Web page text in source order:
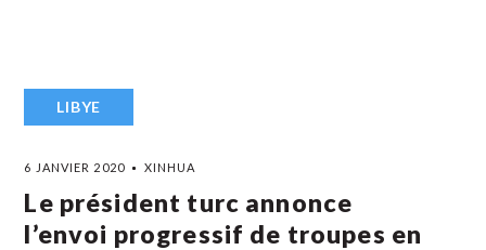
LIBYE
6 JANVIER 2020 XINHUA
Le président turc annonce
l’envoi progressif de troupes en